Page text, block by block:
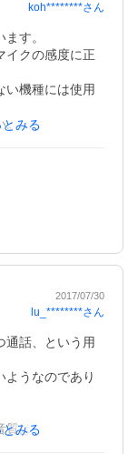
koh********さん
す。
イクの感度に正
い機種には使用
。
す。
みる
2017/07/30
lu_********さん
通話、という用
ようなのであり
は身内と通話
みる